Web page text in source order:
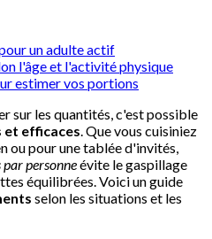
un adulte actif
l'âge et l'activité physique
estimer vos portions
sur les quantités, c'est possible
et efficaces. Que vous cuisiniez
ou pour une tablée d'invités,
personneévite le gaspillage
équilibrées. Voici un guide
selon les situations et les